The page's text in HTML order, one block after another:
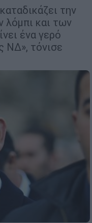
την
λόμπι και των
ένα γερό
ΝΔ», τόνισε